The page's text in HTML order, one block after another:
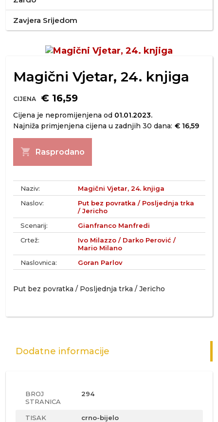
Zavjera Srijedom
Magični Vjetar, 24. knjiga
CIJENA € 16,59
Cijena je nepromijenjena od 01.01.2023.
Najniža primjenjena cijena u zadnjih 30 dana: € 16,59
shopping_cart Rasprodano
Naziv:
Magični Vjetar, 24. knjiga
Naslov:
Put bez povratka / Posljednja trka
/ Jericho
Scenarij:
Gianfranco Manfredi
Crtež:
Ivo Milazzo / Darko Perović /
Mario Milano
Naslovnica:
Goran Parlov
Put bez povratka / Posljednja trka / Jericho
Dodatne informacije
BROJ
STRANICA
294
TISAK crno-bijelo